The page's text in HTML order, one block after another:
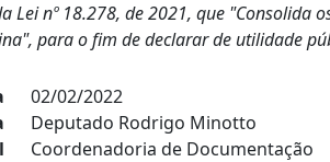
Lei nº 18.278, de 2021, que
para o fim de declarar de utilidade
02/02/2022
Deputado Rodrigo Minotto
Coordenadoria de Documentação